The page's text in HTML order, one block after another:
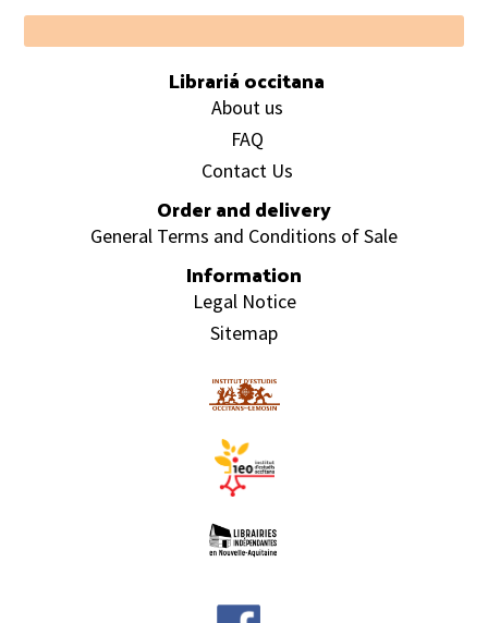
Footer
Librariá occitana
About us
FAQ
Contact Us
Order and delivery
General Terms and Conditions of Sale
Information
Legal Notice
Sitemap